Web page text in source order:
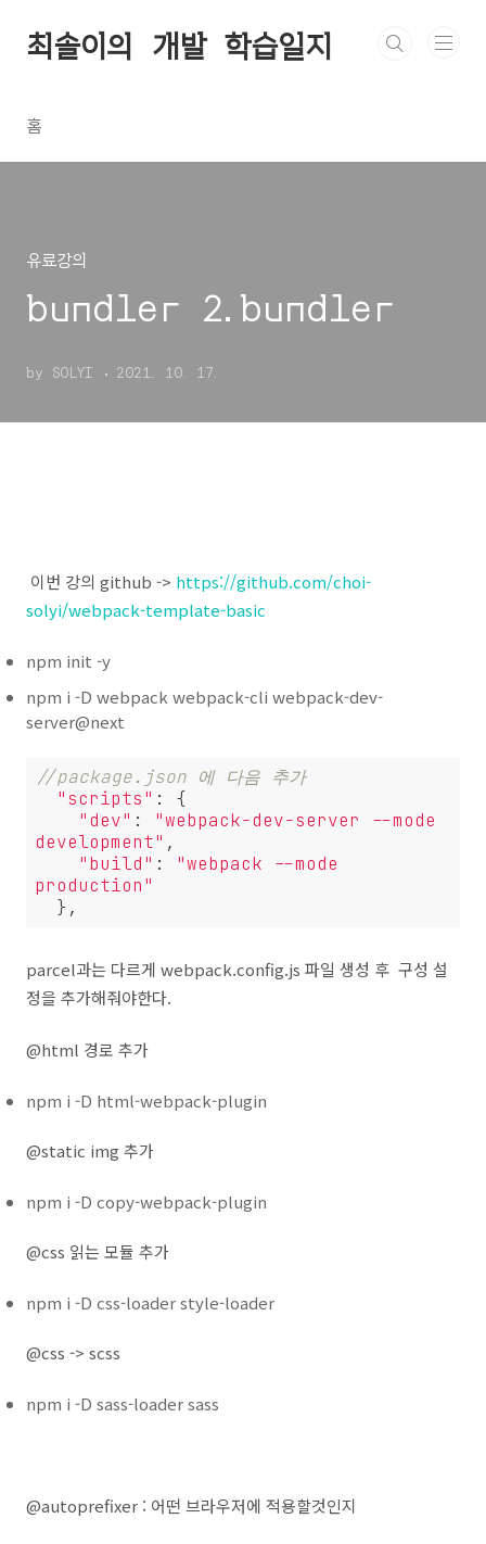
최솔이의 개발 학습일지
홈
유료강의
bundler 2.bundler
by SOLYI 2021. 10. 17.
이번 강의 github -> https://github.com/choi-
solyi/webpack-template-basic
npm init -y
npm i -D webpack webpack-cli webpack-dev-
server@next
//package.json 에 다음 추가
"scripts" : {
"dev" : "webpack-dev-server --mode
development" ,
"build" : "webpack --mode
production"
  },
parcel과는 다르게 webpack.config.js 파일 생성 후 구성 설
정을 추가해줘야한다.
@html 경로 추가
npm i -D html-webpack-plugin
@static img 추가
npm i -D copy-webpack-plugin
@css 읽는 모듈 추가
npm i -D css-loader style-loader
@css -> scss
npm i -D sass-loader sass
@autoprefixer : 어떤 브라우저에 적용할것인지